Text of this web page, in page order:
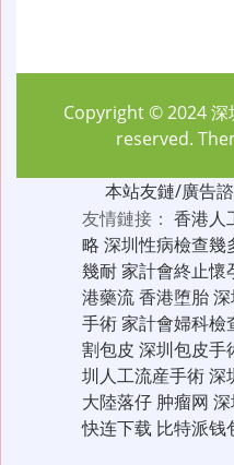
Copyright © 2024深
reserved.
本站友鏈/廣告
友情鏈接： 香港人
略 深圳性病檢查幾
幾耐家計會終止懷
港藥流香港堕胎
手術家計會婦科檢
割包皮 深圳包皮手
圳人工流産手術深
大陸落仔 肿瘤网
快连下载 比特派钱